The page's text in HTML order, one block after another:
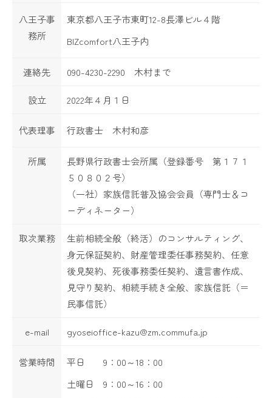
八王子事
務所
東京都八王子市東町12-8長澤ビル４階
BIZcomfort八王子内
連絡先 090-4230-2290 木村まで
設立 2022年４月１日
代表理事 行政書士 木村和彦
所属
長野県行政書士会所属（登録番号 第１７１
５０８０２号）
（一社）家族信託普及協会会員（専門士＆コ
ーディネーター）
取次業務
生前相続全般（終活）のコンサルティング、
身元保証契約、財産管理委任事務契約、任意
後見契約、死後事務委任契約、遺言書作成、
見守り契約、相続手続き全般、家族信託（＝
民事信託）
e-mail gyoseioffice-kazu@zm.commufa.jp
営業時間
平日 9：00～18：00
土曜日 9：00～16：00